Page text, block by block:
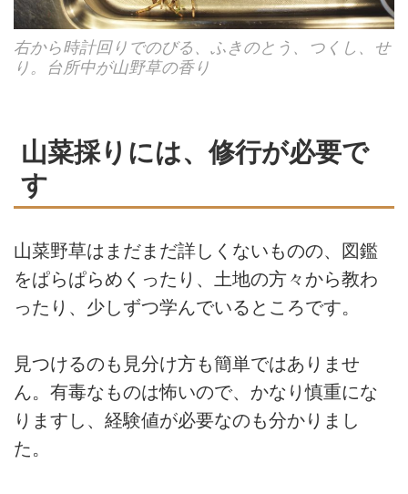
右から時計回りでのびる、ふきのとう、つくし、せ
り。台所中が山野草の香り
山菜採りには、修行が必要で
す
山菜野草はまだまだ詳しくないものの、図鑑
をぱらぱらめくったり、土地の方々から教わ
ったり、少しずつ学んでいるところです。
見つけるのも見分け方も簡単ではありませ
ん。有毒なものは怖いので、かなり慎重にな
りますし、経験値が必要なのも分かりまし
た。